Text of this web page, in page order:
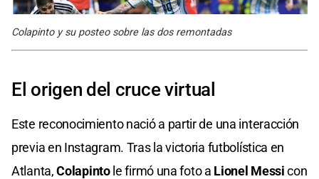
Colapinto y su posteo sobre las dos remontadas
El origen del cruce virtual
Este reconocimiento nació a partir de una interacción
previa en Instagram. Tras la victoria futbolística en
Atlanta,Colapintole firmó una foto a Lionel Messicon